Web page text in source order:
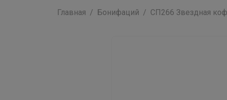
Главная Бонифаций СП266 Звездная